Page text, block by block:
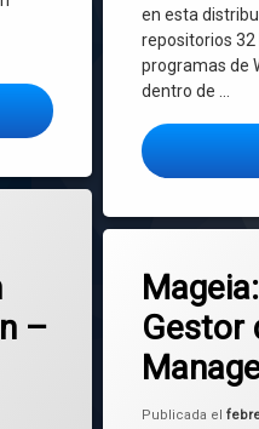
datos a la Junta Departamental
en esta
repositorios 32
programas de
dentro de …
–
de Windows en Linux Mint,
Gestor
Publicada el
Linux
Mageia
redes